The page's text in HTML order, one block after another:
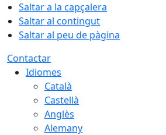
Saltar a la capçalera
Saltar al contingut
Saltar al peu de pàgina
Contactar
Idiomes
Català
Castellà
Anglès
Alemany